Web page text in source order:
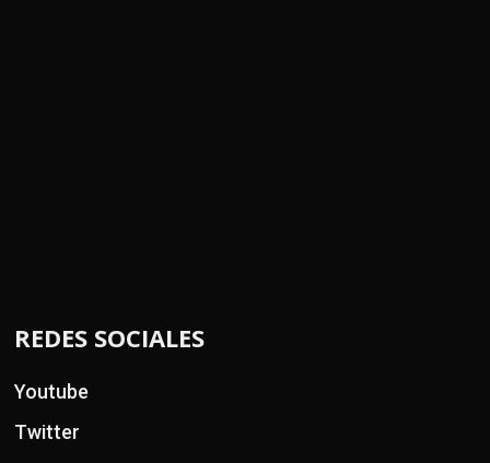
REDES SOCIALES
Youtube
Twitter